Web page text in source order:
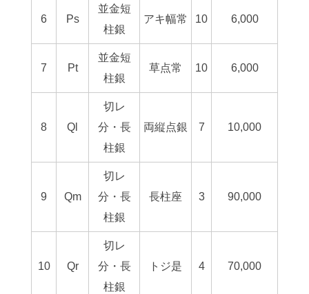
6 Ps
並金短
柱銀
アキ幅常 10 6,000
7 Pt
並金短
柱銀
草点常 10 6,000
8 Ql
切レ
分・長
柱銀
両縦点銀 7 10,000
9 Qm
切レ
分・長
柱銀
長柱座 3 90,000
10 Qr
切レ
分・長
柱銀
トジ是 4 70,000